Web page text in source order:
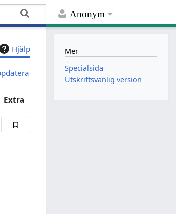
Anonym
Hjälp
Extra
Mer
Specialsida
Utskriftsvänlig version